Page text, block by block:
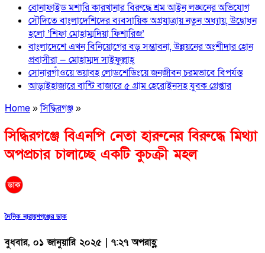
বোনাফাইড মশারি কারখানার বিরুদ্ধে শ্রম আইন লঙ্ঘনের অভিযোগ
সৌদিতে বাংলাদেশিদের ব্যবসায়িক অগ্রযাত্রায় নতুন অধ্যায়, উদ্বোধন
হলো ‘শিফা মোহাম্মদিয়া ফিশারিজ’
বাংলাদেশে এখন বিনিয়োগের বড় সম্ভাবনা, উন্নয়নের অংশীদার হোন
প্রবাসীরা — মোহাম্মদ সাইফুল্লাহ্
সোনারগাঁওয়ে ভয়াবহ লোডশেডিংয়ে জনজীবন চরমভাবে বিপর্যস্ত
আড়াইহাজারে বান্টি বাজারে ৫ গ্রাম হেরোইনসহ যুবক গ্রেপ্তার
Home»সিদ্ধিরগঞ্জ»
সিদ্ধিরগঞ্জে বিএনপি নেতা হারুনের বিরুদ্ধে মিথ্যা
অপপ্রচার চালাচ্ছে একটি কুচক্রী মহল
দৈনিক নারায়ণগঞ্জের ডাক
বুধবার, ০১ জানুয়ারি ২০২৫ | ৭:২৭ অপরাহ্ণ